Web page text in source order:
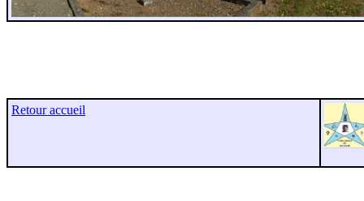
Retour accueil